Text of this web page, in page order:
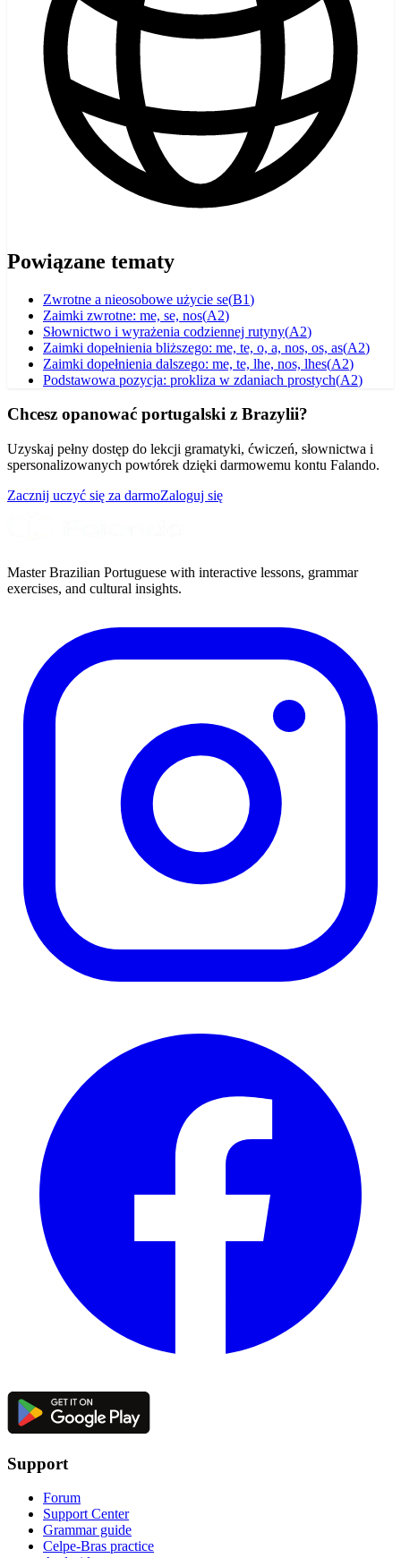
Powiązane tematy
Zwrotne a nieosobowe użycie se(B1)
Zaimki zwrotne: me, se, nos(A2)
Słownictwo i wyrażenia codziennej rutyny(A2)
Zaimki dopełnienia bliższego: me, te, o, a, nos, os, as(A2)
Zaimki dopełnienia dalszego: me, te, lhe, nos, lhes(A2)
Podstawowa pozycja: prokliza w zdaniach prostych(A2)
Chcesz opanować portugalski z Brazylii?
Uzyskaj pełny dostęp do lekcji gramatyki, ćwiczeń, słownictwa i
spersonalizowanych powtórek dzięki darmowemu kontu Falando.
Zacznij uczyć się za darmoZaloguj się
Master Brazilian Portuguese with interactive lessons, grammar
exercises, and cultural insights.
Support
Forum
Support Center
Grammar guide
Celpe-Bras practice